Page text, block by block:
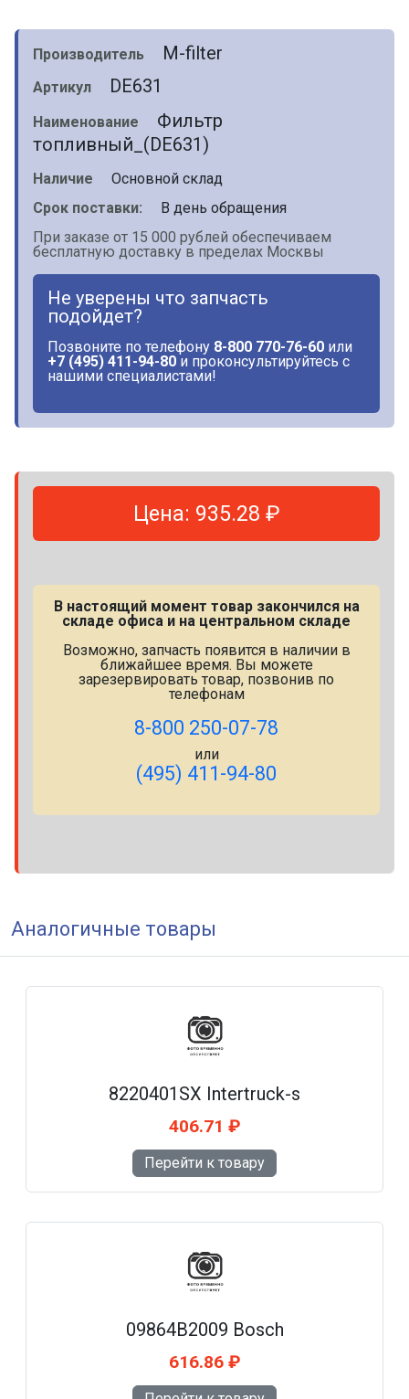
Производитель M-filter
Артикул DE631
Наименование
Фильтр
топливный_(DE631)
Наличие
Основной склад
Срок поставки:
В день обращения
При заказе от 15 000 рублей обеспечиваем
бесплатную доставку в пределах Москвы
Не уверены что запчасть
подойдет?
Позвоните по телефону 8-800 770-76-60 или
+7 (495) 411-94-80 и проконсультируйтесь с
нашими специалистами!
Цена: 935.28 ₽
В настоящий момент товар закончился на
складе офиса и на центральном складе
Возможно, запчасть появится в наличии в
ближайшее время. Вы можете
зарезервировать товар, позвонив по
телефонам
8-800 250-07-78
или
(495) 411-94-80
Аналогичные товары
8220401SX Intertruck-s
406.71 ₽
Перейти к товару
09864B2009 Bosch
616.86 ₽